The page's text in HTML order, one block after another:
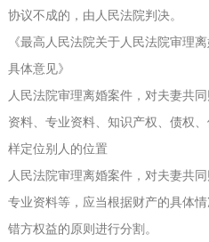
协议不成的，由人民法院判决。
《最高人民法院关于人民法院审理
具体意见》
人民法院审理离婚案件，对夫妻共
资料、专业资料、知识产权、债权
样定位别人的位置
人民法院审理离婚案件，对夫妻共
专业资料等，应当根据财产的具体
错方权益的原则进行分割。